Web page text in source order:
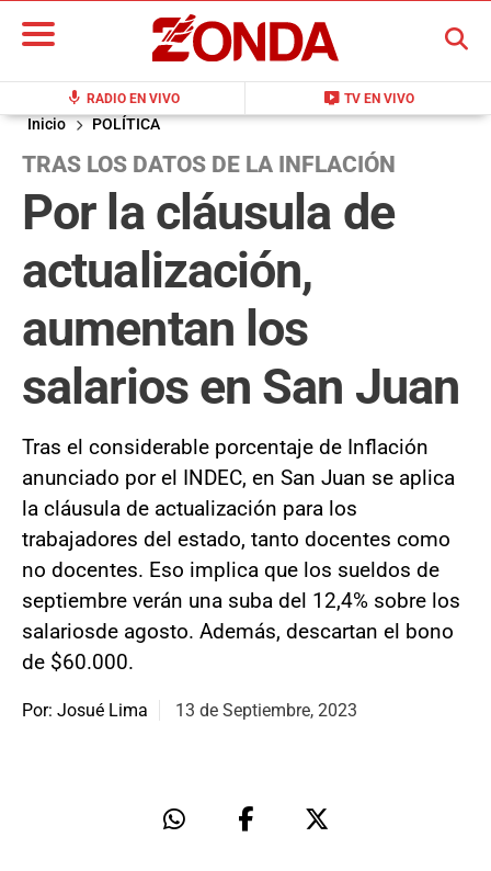
mic RADIO EN VIVO live_tv TV EN VIVO
BUSCAR
Inicio POLÍTICA
TRAS LOS DATOS DE LA INFLACIÓN
Por la cláusula de
actualización,
aumentan los
salarios en San Juan
Tras el considerable porcentaje de Inflación
anunciado por el INDEC, en San Juan se aplica
la cláusula de actualización para los
trabajadores del estado, tanto docentes como
no docentes. Eso implica que los sueldos de
septiembre verán una suba del 12,4% sobre los
salariosde agosto. Además, descartan el bono
de $60.000.
Por: Josué Lima 13 de Septiembre, 2023